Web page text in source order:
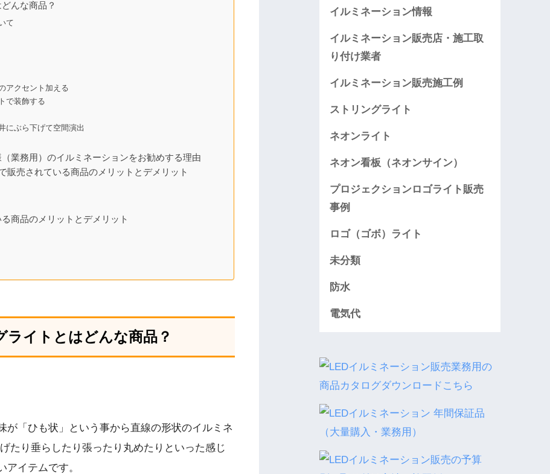
んな商品？
て
アクセント加える
で装飾する
にぶら下げて空間演出
業務用）のイルミネーションをお勧めする理由
販売されている商品のメリットとデメリット
商品のメリットとデメリット
イトとはどんな商品？
が「ひも状」という事から直線の形状のイルミネ
たり垂らしたり張ったり丸めたりといった感じ
イテムです。
イルミネーション情報
イルミネーション販売店・施工取
り付け業者
イルミネーション販売施工例
ストリングライト
ネオンライト
ネオン看板（ネオンサイン）
プロジェクションロゴライト販売
事例
ロゴ（ゴボ）ライト
未分類
防水
電気代